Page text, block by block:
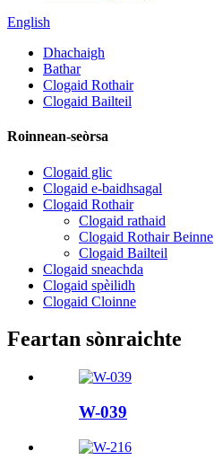
English
Dhachaigh
Bathar
Clogaid Rothair
Clogaid Bailteil
Roinnean-seòrsa
Clogaid glic
Clogaid e-baidhsagal
Clogaid Rothair
Clogaid rathaid
Clogaid Rothair Beinne
Clogaid Bailteil
Clogaid sneachda
Clogaid spèilidh
Clogaid Cloinne
Feartan sònraichte
W-039